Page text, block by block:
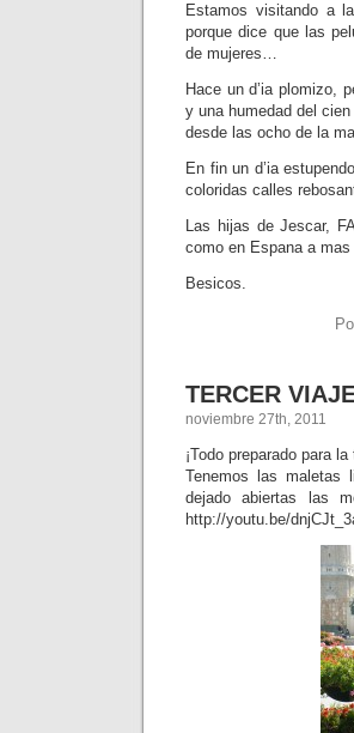
Estamos visitando a
porque dice que las
de mujeres…
Hace un d’ia plomizo,
y una humedad del
desde las ocho de la
En fin un d’ia
coloridas calles
Las hijas de Jescar,
como en Espana a
Besicos.
TERCER
noviembre 27th, 2011
¡Todo preparado para
Tenemos las maletas
dejado abiertas
http://youtu.be/